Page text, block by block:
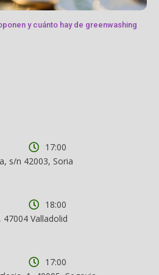
y cuánto hay de greenwashing
17:00
s/n 42003, Soria
18:00
47004 Valladolid
17:00